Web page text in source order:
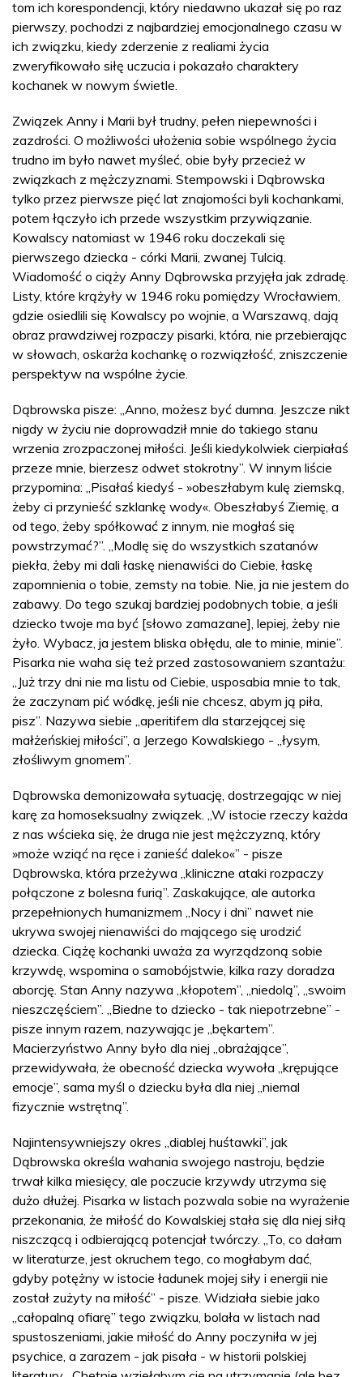
tom ich korespondencji, który niedawno ukazał się po raz
pierwszy, pochodzi z najbardziej emocjonalnego czasu w
ich związku, kiedy zderzenie z realiami życia
zweryfikowało siłę uczucia i pokazało charaktery
kochanek w nowym świetle.
Związek Anny i Marii był trudny, pełen niepewności i
zazdrości. O możliwości ułożenia sobie wspólnego życia
trudno im było nawet myśleć, obie były przecież w
związkach z mężczyznami. Stempowski i Dąbrowska
tylko przez pierwsze pięć lat znajomości byli kochankami,
potem łączyło ich przede wszystkim przywiązanie.
Kowalscy natomiast w 1946 roku doczekali się
pierwszego dziecka - córki Marii, zwanej Tulcią.
Wiadomość o ciąży Anny Dąbrowska przyjęła jak zdradę.
Listy, które krążyły w 1946 roku pomiędzy Wrocławiem,
gdzie osiedlili się Kowalscy po wojnie, a Warszawą, dają
obraz prawdziwej rozpaczy pisarki, która, nie przebierając
w słowach, oskarża kochankę o rozwiązłość, zniszczenie
perspektyw na wspólne życie.
Dąbrowska pisze: „Anno, możesz być dumna. Jeszcze nikt
nigdy w życiu nie doprowadził mnie do takiego stanu
wrzenia zrozpaczonej miłości. Jeśli kiedykolwiek cierpiałaś
przeze mnie, bierzesz odwet stokrotny”. W innym liście
przypomina: „Pisałaś kiedyś - »obeszłabym kulę ziemską,
żeby ci przynieść szklankę wody«. Obeszłabyś Ziemię, a
od tego, żeby spółkować z innym, nie mogłaś się
powstrzymać?”. „Modlę się do wszystkich szatanów
piekła, żeby mi dali łaskę nienawiści do Ciebie, łaskę
zapomnienia o tobie, zemsty na tobie. Nie, ja nie jestem do
zabawy. Do tego szukaj bardziej podobnych tobie, a jeśli
dziecko twoje ma być [słowo zamazane], lepiej, żeby nie
żyło. Wybacz, ja jestem bliska obłędu, ale to minie, minie”.
Pisarka nie waha się też przed zastosowaniem szantażu:
„Już trzy dni nie ma listu od Ciebie, usposabia mnie to tak,
że zaczynam pić wódkę, jeśli nie chcesz, abym ją piła,
pisz”. Nazywa siebie „aperitifem dla starzejącej się
małżeńskiej miłości”, a Jerzego Kowalskiego - „łysym,
złośliwym gnomem”.
Dąbrowska demonizowała sytuację, dostrzegając w niej
karę za homoseksualny związek. „W istocie rzeczy każda
z nas wścieka się, że druga nie jest mężczyzną, który
»może wziąć na ręce i zanieść daleko«” - pisze
Dąbrowska, która przeżywa „kliniczne ataki rozpaczy
połączone z bolesna furią”. Zaskakujące, ale autorka
przepełnionych humanizmem „Nocy i dni” nawet nie
ukrywa swojej nienawiści do mającego się urodzić
dziecka. Ciążę kochanki uważa za wyrządzoną sobie
krzywdę, wspomina o samobójstwie, kilka razy doradza
aborcję. Stan Anny nazywa „kłopotem”, „niedolą”, „swoim
nieszczęściem”. „Biedne to dziecko - tak niepotrzebne” -
pisze innym razem, nazywając je „bękartem”.
Macierzyństwo Anny było dla niej „obrażające”,
przewidywała, że obecność dziecka wywoła „krępujące
emocje”, sama myśl o dziecku była dla niej „niemal
fizycznie wstrętną”.
Najintensywniejszy okres „diablej huśtawki”, jak
Dąbrowska określa wahania swojego nastroju, będzie
trwał kilka miesięcy, ale poczucie krzywdy utrzyma się
dużo dłużej. Pisarka w listach pozwala sobie na wyrażenie
przekonania, że miłość do Kowalskiej stała się dla niej siłą
niszczącą i odbierającą potencjał twórczy. „To, co dałam
w literaturze, jest okruchem tego, co mogłabym dać,
gdyby potężny w istocie ładunek mojej siły i energii nie
został zużyty na miłość” - pisze. Widziała siebie jako
„całopalną ofiarę” tego związku, bolała w listach nad
spustoszeniami, jakie miłość do Anny poczyniła w jej
psychice, a zarazem - jak pisała - w historii polskiej